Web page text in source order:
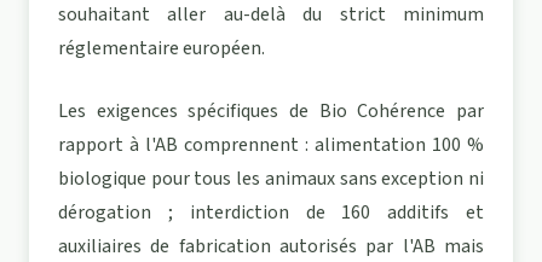
souhaitant aller au-delà du strict minimum
réglementaire européen.
Les exigences spécifiques de Bio Cohérence par
rapport à l'AB comprennent : alimentation 100 %
biologique pour tous les animaux sans exception ni
dérogation ; interdiction de 160 additifs et
auxiliaires de fabrication autorisés par l'AB mais